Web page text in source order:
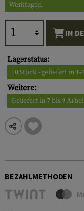
Werktagen
IN
Lagerstatus:
10 Stück - geliefert in 1-
Weitere:
Geliefert in 7 bis 9
BEZAHLMETHODEN